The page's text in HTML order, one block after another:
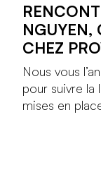
NGUYEN,
CHEZ
Nous vous
pour suivre la
mises en